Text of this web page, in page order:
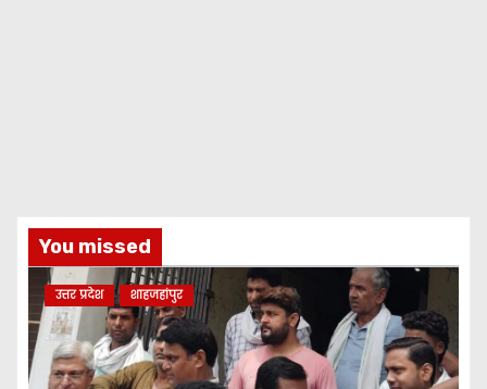
You missed
उत्तर प्रदेश शाहजहांपुर